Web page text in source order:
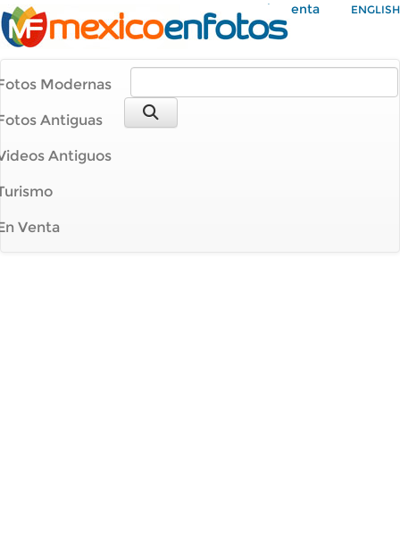
Mi Cuenta ENGLISH
Modernas
Antiguas
Antiguos
Venta